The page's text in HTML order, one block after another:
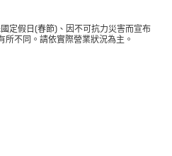
定假日(春節)、因不可抗力災害而宣布
不同。請依實際營業狀況為主。